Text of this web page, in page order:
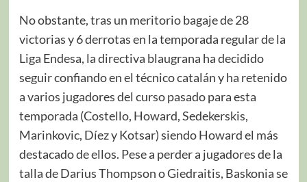
No obstante, tras un meritorio bagaje de 28
victorias y 6 derrotas en la temporada regular de la
Liga Endesa, la directiva blaugrana ha decidido
seguir confiando en el técnico catalán y ha retenido
a varios jugadores del curso pasado para esta
temporada (Costello, Howard, Sedekerskis,
Marinkovic, Díez y Kotsar) siendo Howard el más
destacado de ellos. Pese a perder a jugadores de la
talla de Darius Thompson o Giedraitis, Baskonia se